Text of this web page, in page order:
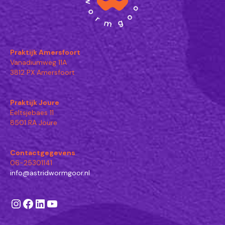
Praktijk Amersfoort
Vanadiumweg 11A
3812 PX Amersfoort
Praktijk Joure
Eeltsjebaes 11
8501 RA Joure
Contactgegevens
06-25301141
info@astridwormgoor.nl
Instagram
Facebook
LinkedIn
YouTube